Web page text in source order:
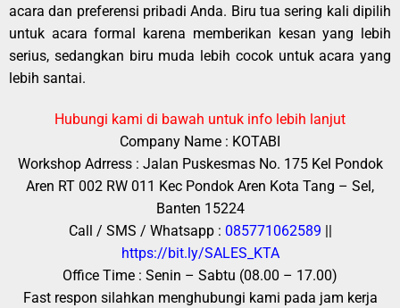
acara dan preferensi pribadi Anda. Biru tua sering kali dipilih
untuk acara formal karena memberikan kesan yang lebih
serius, sedangkan biru muda lebih cocok untuk acara yang
lebih santai.
Hubungi kami di bawah untuk info lebih lanjut
Company Name : KOTABI
Workshop Adrress : Jalan Puskesmas No. 175 Kel Pondok
Aren RT 002 RW 011 Kec Pondok Aren Kota Tang – Sel,
Banten 15224
Call / SMS / Whatsapp : 085771062589
https://bit.ly/SALES_KTA
Office Time : Senin – Sabtu (08.00 – 17.00)
Fast respon silahkan menghubungi kami pada jam kerja